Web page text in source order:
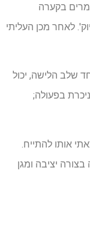
בקערה
לאחר מכן העליתי
שלב הלישה, יכול
בפעולה;
לפני שהוצאתי אותו להתייח.
יציבה ומגן